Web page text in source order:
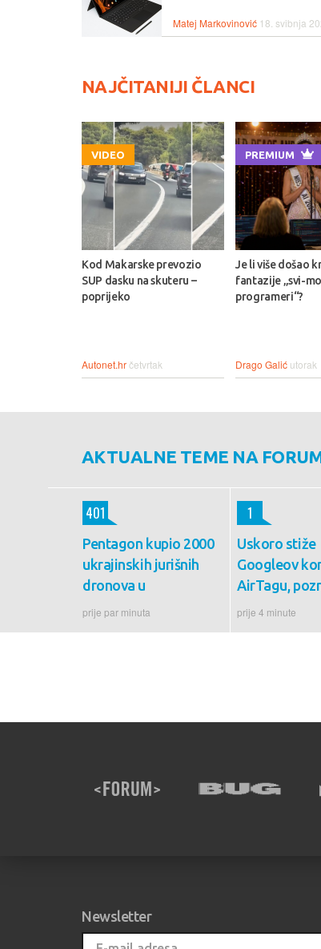
Matej Markovinović 18. svibnja
NAJČITANIJI ČLANCI
VIDEO
Kod Makarske prevozio
SUP dasku na skuteru –
poprijeko
Autonet.hrčetvrtak
PREMIUM
Je li više došao
fantazije „svi-
programeri“?
Drago Galić utorak
AKTUALNE TEME NA
Pentagon kupio 2000
ukrajinskih jurišnih
dronova u
prije par minuta
401
Uskoro stiže
Googleov
AirTagu,
prije 4 minute
1
Newsletter